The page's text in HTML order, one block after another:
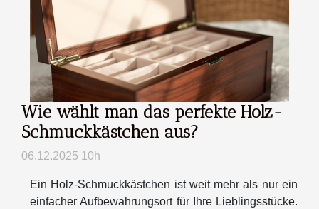
Wie wählt man das perfekte Holz-
Schmuckkästchen aus?
06.12.2025 10h
Ein Holz-Schmuckkästchen ist weit mehr als nur ein
einfacher Aufbewahrungsort für Ihre Lieblingsstücke.